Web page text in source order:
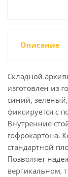
Описание
Складной
изготовлен из
синий,
фиксируется с
Внутренние
гофрокартона.
стандартной
Позволяет
вертикальном,